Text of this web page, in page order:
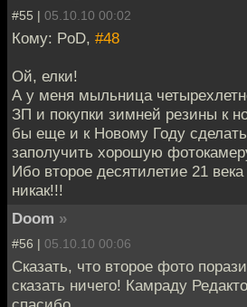
#55 | 05.10.10 00:02
Кому: PoD, #48
Ой, елки!
А у меня мыльница
ЗП и покупки зимней резины к
бы еще и к Новому Году
заполучить хорошую
Ибо второе десятилетие 21 века
никак!!!
Doom »
#56 | 05.10.10 00:06
Сказать, что второе фото
сказать ничего! Камраду